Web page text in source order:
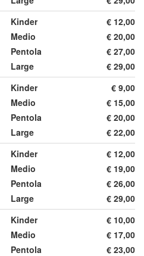
Kinder
€ 12,00
Medio
€ 20,00
Pentola
€ 27,00
Large
€ 29,00
Kinder
€ 9,00
Medio
€ 15,00
Pentola
€ 20,00
Large
€ 22,00
Kinder
€ 12,00
Medio
€ 19,00
Pentola
€ 26,00
Large
€ 29,00
Kinder
€ 10,00
Medio
€ 17,00
Pentola
€ 23,00